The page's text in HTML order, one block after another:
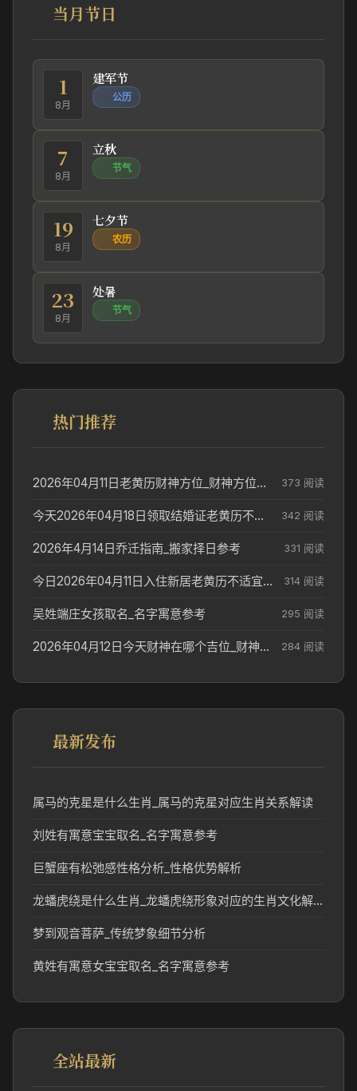
当月节日
1
8月
建军节
公历
7
8月
立秋
节气
19
8月
七夕节
农历
23
8月
处暑
节气
热门推荐
2026年04月11日老黄历财神方位_财神方位与供奉讲究 373 阅读
今天2026年04月18日领取结婚证老黄历不适合吗_领证日期参考 342 阅读
2026年4月14日乔迁指南_搬家择日参考 331 阅读
今日2026年04月11日入住新居老黄历不适宜吗_搬家择日参考 314 阅读
吴姓端庄女孩取名_名字寓意参考 295 阅读
2026年04月12日今天财神在哪个吉位_财神方位参考 284 阅读
最新发布
属马的克星是什么生肖_属马的克星对应生肖关系解读
刘姓有寓意宝宝取名_名字寓意参考
巨蟹座有松弛感性格分析_性格优势解析
龙蟠虎绕是什么生肖_龙蟠虎绕形象对应的生肖文化解析
梦到观音菩萨_传统梦象细节分析
黄姓有寓意女宝宝取名_名字寓意参考
全站最新